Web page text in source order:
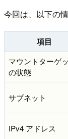
今回は、以下の
項目
マウントターゲ
の状態
サブネット
IPv4 アドレス